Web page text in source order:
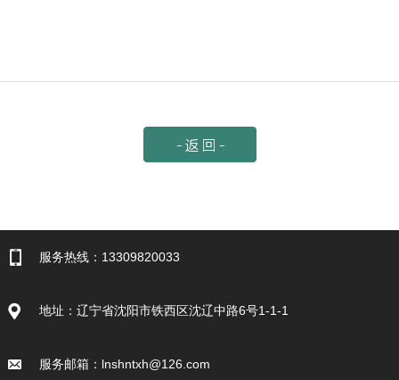
服务热线：13309820033
地址：辽宁省沈阳市铁西区沈辽中路6号1-1-1
服务邮箱：lnshntxh@126.com